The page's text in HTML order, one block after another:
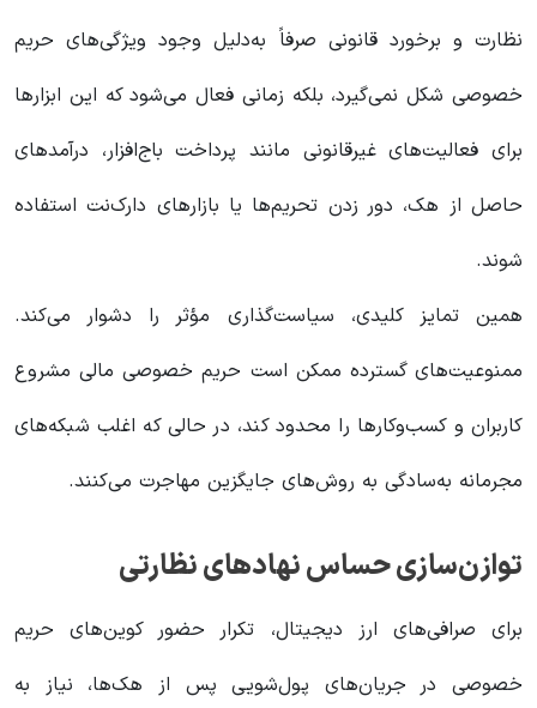
نظارت و برخورد قانونی صرفاً به‌دلیل وجود ویژگی‌های حریم
خصوصی شکل نمی‌گیرد، بلکه زمانی فعال می‌شود که این ابزارها
برای فعالیت‌های غیرقانونی مانند پرداخت باج‌افزار، درآمدهای
حاصل از هک، دور زدن تحریم‌ها یا بازارهای دارک‌نت استفاده
شوند.
همین تمایز کلیدی، سیاست‌گذاری مؤثر را دشوار می‌کند.
ممنوعیت‌های گسترده ممکن است حریم خصوصی مالی مشروع
کاربران و کسب‌وکارها را محدود کند، در حالی که اغلب شبکه‌های
مجرمانه به‌سادگی به روش‌های جایگزین مهاجرت می‌کنند.
توازن‌سازی حساس نهادهای نظارتی
برای صرافی‌های ارز دیجیتال، تکرار حضور کوین‌های حریم
خصوصی در جریان‌های پول‌شویی پس از هک‌ها، نیاز به